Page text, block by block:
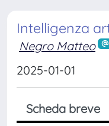
Intelligenza
Negro Matteo
2025-01-01
Scheda breve